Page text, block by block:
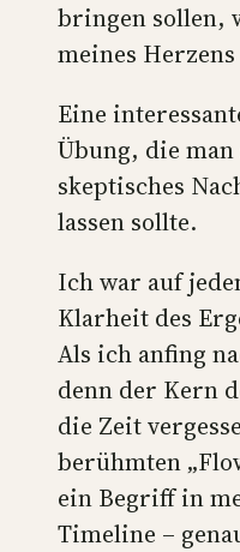
bringen sollen,
meines
Eine
Übung, die
skeptisches
lassen sollte.
Ich war auf
Klarheit des
Als ich anfing
denn der Kern
die Zeit
berühmten
ein Begriff in
Timeline –